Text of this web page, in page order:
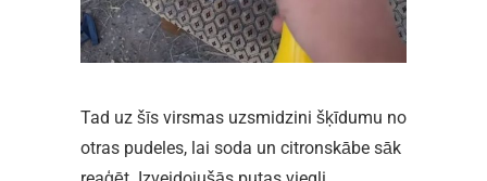
Tad uz šīs virsmas uzsmidzini šķīdumu no
otras pudeles, lai soda un citronskābe sāk